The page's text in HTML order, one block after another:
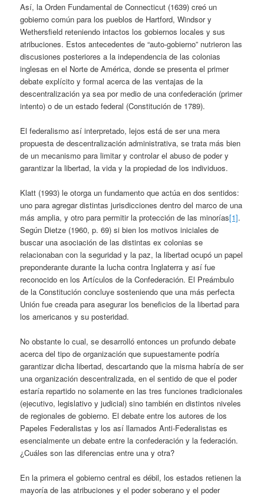
Así, la Orden Fundamental de Connecticut (1639) creó un
gobierno común para los pueblos de Hartford, Windsor y
Wethersfield reteniendo intactos los gobiernos locales y sus
atribuciones. Estos antecedentes de “auto-gobierno” nutrieron las
discusiones posteriores a la independencia de las colonias
inglesas en el Norte de América, donde se presenta el primer
debate explícito y formal acerca de las ventajas de la
descentralización ya sea por medio de una confederación (primer
intento) o de un estado federal (Constitución de 1789).
El federalismo así interpretado, lejos está de ser una mera
propuesta de descentralización administrativa, se trata más bien
de un mecanismo para limitar y controlar el abuso de poder y
garantizar la libertad, la vida y la propiedad de los individuos.
Klatt (1993) le otorga un fundamento que actúa en dos sentidos:
uno para agregar distintas jurisdicciones dentro del marco de una
más amplia, y otro para permitir la protección de las minorías[1].
Según Dietze (1960, p. 69) si bien los motivos iniciales de
buscar una asociación de las distintas ex colonias se
relacionaban con la seguridad y la paz, la libertad ocupó un papel
preponderante durante la lucha contra Inglaterra y así fue
reconocido en los Artículos de la Confederación. El Preámbulo
de la Constitución concluye sosteniendo que una más perfecta
Unión fue creada para asegurar los beneficios de la libertad para
los americanos y su posteridad.
No obstante lo cual, se desarrolló entonces un profundo debate
acerca del tipo de organización que supuestamente podría
garantizar dicha libertad, descartando que la misma habría de ser
una organización descentralizada, en el sentido de que el poder
estaría repartido no solamente en las tres funciones tradicionales
(ejecutivo, legislativo y judicial) sino también en distintos niveles
de regionales de gobierno. El debate entre los autores de los
Papeles Federalistas y los así llamados Anti-Federalistas es
esencialmente un debate entre la confederación y la federación.
¿Cuáles son las diferencias entre una y otra?
En la primera el gobierno central es débil, los estados retienen la
mayoría de las atribuciones y el poder soberano y el poder